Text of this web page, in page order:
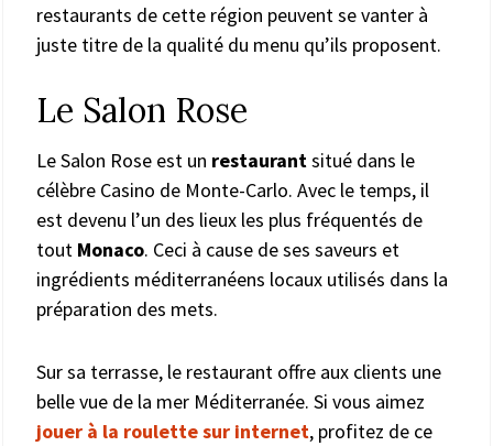
restaurants de cette région peuvent se vanter à
juste titre de la qualité du menu qu’ils proposent.
Le Salon Rose
Le Salon Rose est un restaurantsitué dans le
célèbre Casino de Monte-Carlo. Avec le temps, il
est devenu l’un des lieux les plus fréquentés de
tout Monaco. Ceci à cause de ses saveurs et
ingrédients méditerranéens locaux utilisés dans la
préparation des mets.
Sur sa terrasse, le restaurant offre aux clients une
belle vue de la mer Méditerranée. Si vous aimez
jouer à la roulette sur internet, profitez de ce